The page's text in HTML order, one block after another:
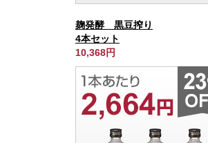
麹発酵 黒豆搾り
4本セット
10,368円